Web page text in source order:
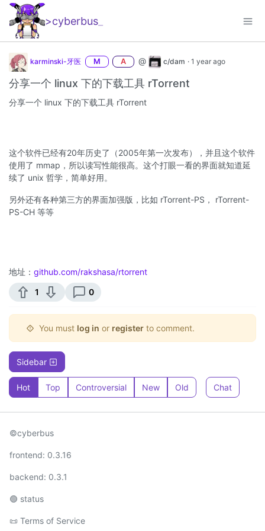
>cyberbus
karminski-牙医 M A @ c/dam · 1 year ago
分享一个 linux 下的下载工具 rTorrent
分享一个 linux 下的下载工具 rTorrent
这个软件已经有20年历史了（2005年第一次发布），并且这个软件
使用了 mmap，所以读写性能很高。这个打眼一看的界面就知道延
续了 unix 哲学，简单好用。
另外还有各种第三方的界面加强版，比如 rTorrent-PS， rTorrent-
PS-CH 等等
地址： github.com/rakshasa/rtorrent
1
0
You must log in or register to comment.
Sidebar
Hot Top Controversial New Old Chat
©cyberbus
frontend: 0.3.16
backend: 0.3.1
🟢 status
📜 Terms of Service